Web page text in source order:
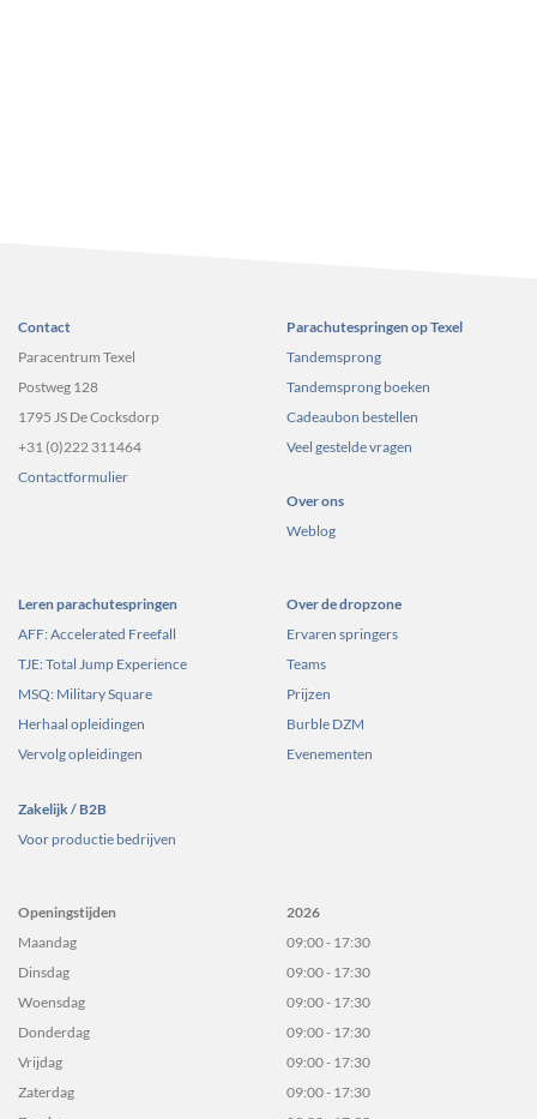
Contact
Paracentrum Texel
Postweg 128
1795 JS De Cocksdorp
+31 (0)222 311464
Contactformulier
Parachutespringen op Texel
Tandemsprong
Tandemsprong boeken
Cadeaubon bestellen
Veel gestelde vragen
Over ons
Weblog
Leren parachutespringen
AFF: Accelerated Freefall
TJE: Total Jump Experience
MSQ: Military Square
Herhaal opleidingen
Vervolg opleidingen
Zakelijk / B2B
Voor productie bedrijven
Over de dropzone
Ervaren springers
Teams
Prijzen
Burble DZM
Evenementen
Openingstijden
Maandag
Dinsdag
Woensdag
Donderdag
Vrijdag
Zaterdag
2026
09:00 - 17:30
09:00 - 17:30
09:00 - 17:30
09:00 - 17:30
09:00 - 17:30
09:00 - 17:30